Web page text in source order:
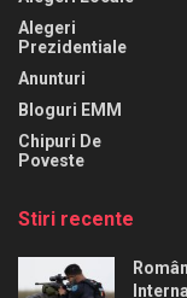
Alegeri
Prezidentiale
Anunturi
Bloguri EMM
Chipuri De
Poveste
Stiri recente